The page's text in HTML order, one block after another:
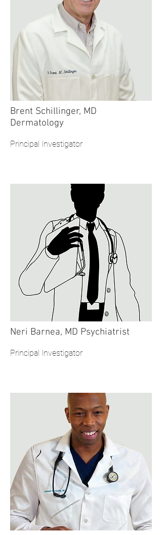
Brent Schillinger, MD
Dermatology
Principal Investigator
Neri Barnea, MD Psychiatrist
Principal Investigator